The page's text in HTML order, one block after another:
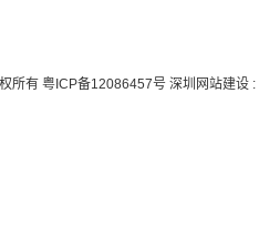
所有 粤ICP备12086457号 深圳网站建设 :